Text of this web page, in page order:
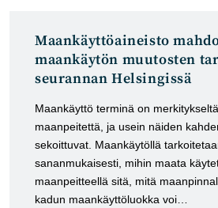
Maankäyttöaineisto
maankäytön muutosten
seurannan Helsingissä
Maankäyttö terminä on
maanpeitettä, ja usein näiden
sekoittuvat. Maankäytöllä
sananmukaisesti, mihin maata
maanpeitteellä sitä, mitä
kadun maankäyttöluokka voi…